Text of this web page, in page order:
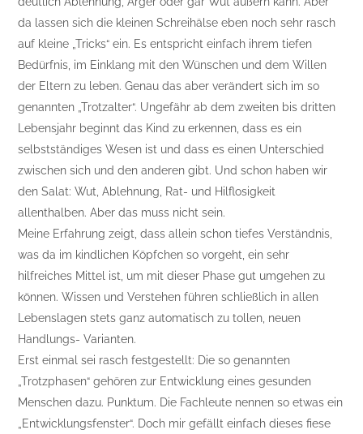
da lassen sich die kleinen Schreihälse eben noch sehr rasch
auf kleine „Tricks“ ein. Es entspricht einfach ihrem tiefen
Bedürfnis, im Einklang mit den Wünschen und dem Willen
der Eltern zu leben. Genau das aber verändert sich im so
genannten „Trotzalter“. Ungefähr ab dem zweiten bis dritten
Lebensjahr beginnt das Kind zu erkennen, dass es ein
selbstständiges Wesen ist und dass es einen Unterschied
zwischen sich und den anderen gibt. Und schon haben wir
den Salat: Wut, Ablehnung, Rat- und Hilflosigkeit
allenthalben. Aber das muss nicht sein.
Meine Erfahrung zeigt, dass allein schon tiefes Verständnis,
was da im kindlichen Köpfchen so vorgeht, ein sehr
hilfreiches Mittel ist, um mit dieser Phase gut umgehen zu
können. Wissen und Verstehen führen schließlich in allen
Lebenslagen stets ganz automatisch zu tollen, neuen
Handlungs- Varianten.
Erst einmal sei rasch festgestellt: Die so genannten
„Trotzphasen“ gehören zur Entwicklung eines gesunden
Menschen dazu. Punktum. Die Fachleute nennen so etwas ein
„Entwicklungsfenster“. Doch mir gefällt einfach dieses fiese